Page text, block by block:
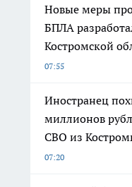
Новые меры
БПЛА
Костромской
07:55
Иностранец
миллионов
СВО из
07:20